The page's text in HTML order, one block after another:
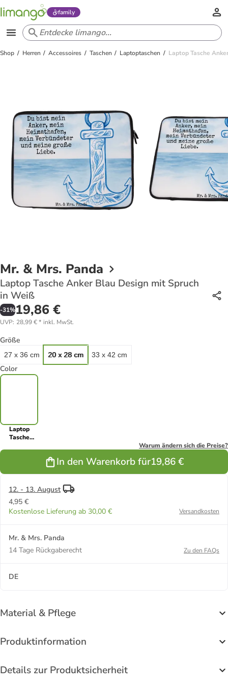
family
Shop Herren Accessoires Taschen Laptoptaschen Laptop Tasche
Mr. & Mrs. Panda
Laptop Tasche Anker Blau Design mit Spruch
in Weiß
-31%19,86 €
UVP: 28,99 €* inkl. MwSt.
Größe
27 x 36 cm 20 x 28 cm 33 x 42 cm
Color
Laptop
Tasche
Warum ändern sich die Preise?
In den Warenkorb für19,86 €
12. - 13. August
4,95 €
Kostenlose Lieferung ab 30,00 €
Versandkosten
Mr. & Mrs. Panda
14 Tage Rückgaberecht
Zu den FAQs
DE
Material & Pflege
Produktinformation
Details zur Produktsicherheit